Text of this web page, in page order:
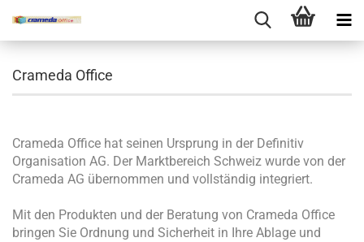
Crameda Office
Crameda Office hat seinen Ursprung in der Definitiv
Organisation AG. Der Marktbereich Schweiz wurde von der
Crameda AG übernommen und vollständig integriert.
Mit den Produkten und der Beratung von Crameda Office
bringen Sie Ordnung und Sicherheit in Ihre Ablage und